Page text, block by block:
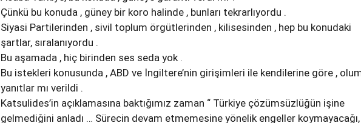
Çünkü bu konuda , güney bir koro halinde , bunları tekrarlıyordu .
Siyasi Partilerinden , sivil toplum örgütlerinden , kilisesinden , hep bu konudaki
şartlar, sıralanıyordu .
Bu aşamada , hiç birinden ses seda yok .
Bu istekleri konusunda , ABD ve İngiltere’nin girişimleri ile kendilerine göre ,
yanıtlar mı verildi .
Katsulides’in açıklamasına baktığımız zaman “ Türkiye çözümsüzlüğün işine
gelmediğini anladı … Sürecin devam etmemesine yönelik engeller koymayacağı,